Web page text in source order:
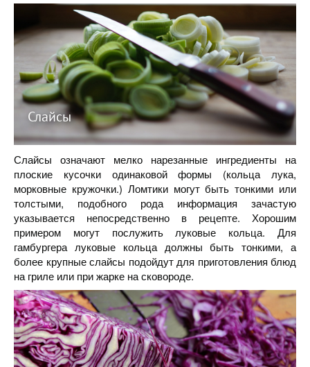
Слайсы
Слайсы означают мелко нарезанные ингредиенты на
плоские кусочки одинаковой формы (кольца лука,
морковные кружочки.) Ломтики могут быть тонкими или
толстыми, подобного рода информация зачастую
указывается непосредственно в рецепте. Хорошим
примером могут послужить луковые кольца. Для
гамбургера луковые кольца должны быть тонкими, а
более крупные слайсы подойдут для приготовления блюд
на гриле или при жарке на сковороде.